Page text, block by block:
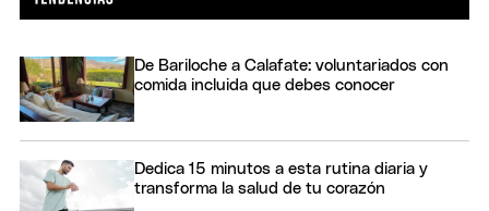
De Bariloche a Calafate: voluntariados con
comida incluida que debes conocer
Dedica 15 minutos a esta rutina diaria y
transforma la salud de tu corazón